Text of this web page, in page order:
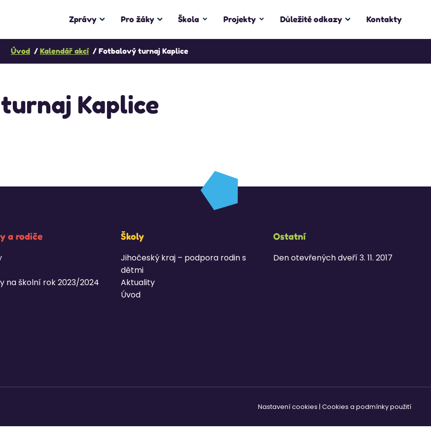
Zprávy Pro žáky Škola Projekty Důležité odkazy Kontakty
Úvod Kalendář akcí Fotbalový turnaj Kaplice
Kaplice
a rodiče
na školní rok 2023/2024
Školy
Jihočeský kraj – podpora rodin s
dětmi
Aktuality
Úvod
Ostatní
Den otevřených dveří 3. 11. 2017
Nastavení cookies | Cookies a podmínky použití